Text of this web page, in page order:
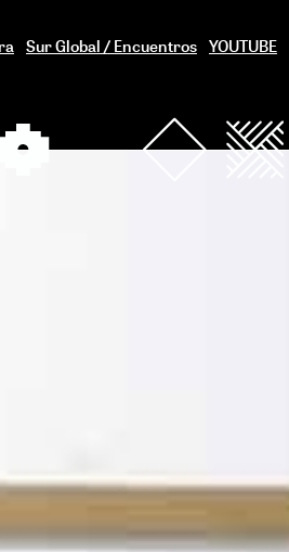
Sur Global / Encuentros YOUTUBE